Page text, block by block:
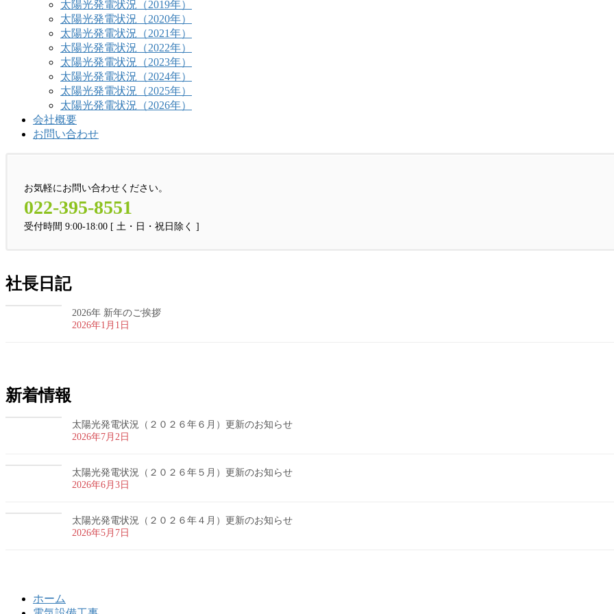
太陽光発電状況（2019年）
太陽光発電状況（2020年）
太陽光発電状況（2021年）
太陽光発電状況（2022年）
太陽光発電状況（2023年）
太陽光発電状況（2024年）
太陽光発電状況（2025年）
太陽光発電状況（2026年）
会社概要
お問い合わせ
お気軽にお問い合わせください。
022-395-8551
受付時間 9:00-18:00 [ 土・日・祝日除く ]
社長日記
2026年 新年のご挨拶
2026年1月1日
新着情報
太陽光発電状況（２０２６年６月）更新のお知らせ
2026年7月2日
太陽光発電状況（２０２６年５月）更新のお知らせ
2026年6月3日
太陽光発電状況（２０２６年４月）更新のお知らせ
2026年5月7日
ホーム